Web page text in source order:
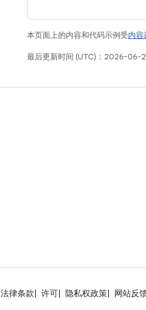
本页面上的内容和代码示例受内容
最后更新时间 (UTC)：2026-06-
法律条款 许可 隐私权政策 网站反